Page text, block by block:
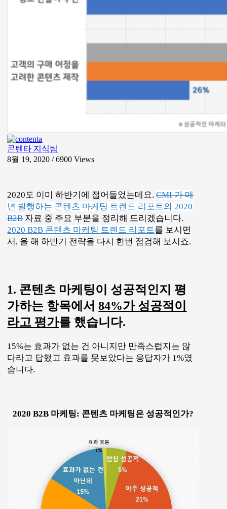
콘텐타 지식팀
8월 19, 2020 / 6900Views
2020도 이미 하반기에 접어들었는데요.CMI 가 매
년 발행하는 콘텐츠 마케팅 트렌드 리포트의 2020
B2B자료 중 주요 부분을 정리해 드리겠습니다.
2020 B2B 콘텐츠 마케팅 트렌드 리포트를 보시면
서, 올 해 하반기 전략을 다시 한번 점검해 보시죠.
1. 콘텐츠 마케팅이 성공적인지 평
가하는 항목에서84%가 성공적이
라고 평가를 했습니다.
15%는 효과가 없는 건 아니지만 만족스럽지는 않
다라고 답했고 효과를 못보았다는 응답자가 1%였
습니다.
2020 B2B 마케팅: 콘텐츠 마케팅은 성공적인가?